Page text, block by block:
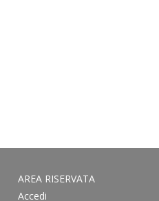
AREA RISERVATA
Accedi